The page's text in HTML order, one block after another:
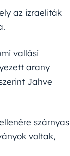
az izraeliták
vallási
arany
Jahve
szárnyas
voltak,